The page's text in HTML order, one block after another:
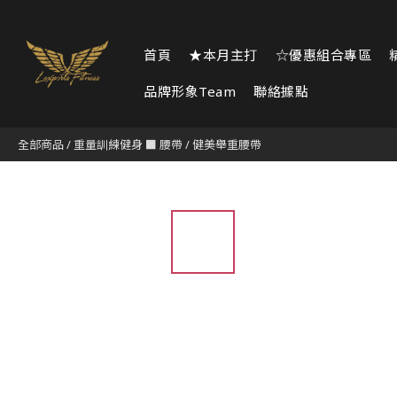
首頁 ★本月主打 ☆優惠組合專區
品牌形象Team 聯絡據點
全部商品/重量訓練健身 ■ 腰帶 /健美舉重腰帶